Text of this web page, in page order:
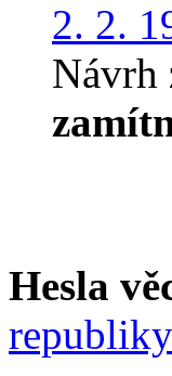
2. 2.
Návrh
Hesla
republiky